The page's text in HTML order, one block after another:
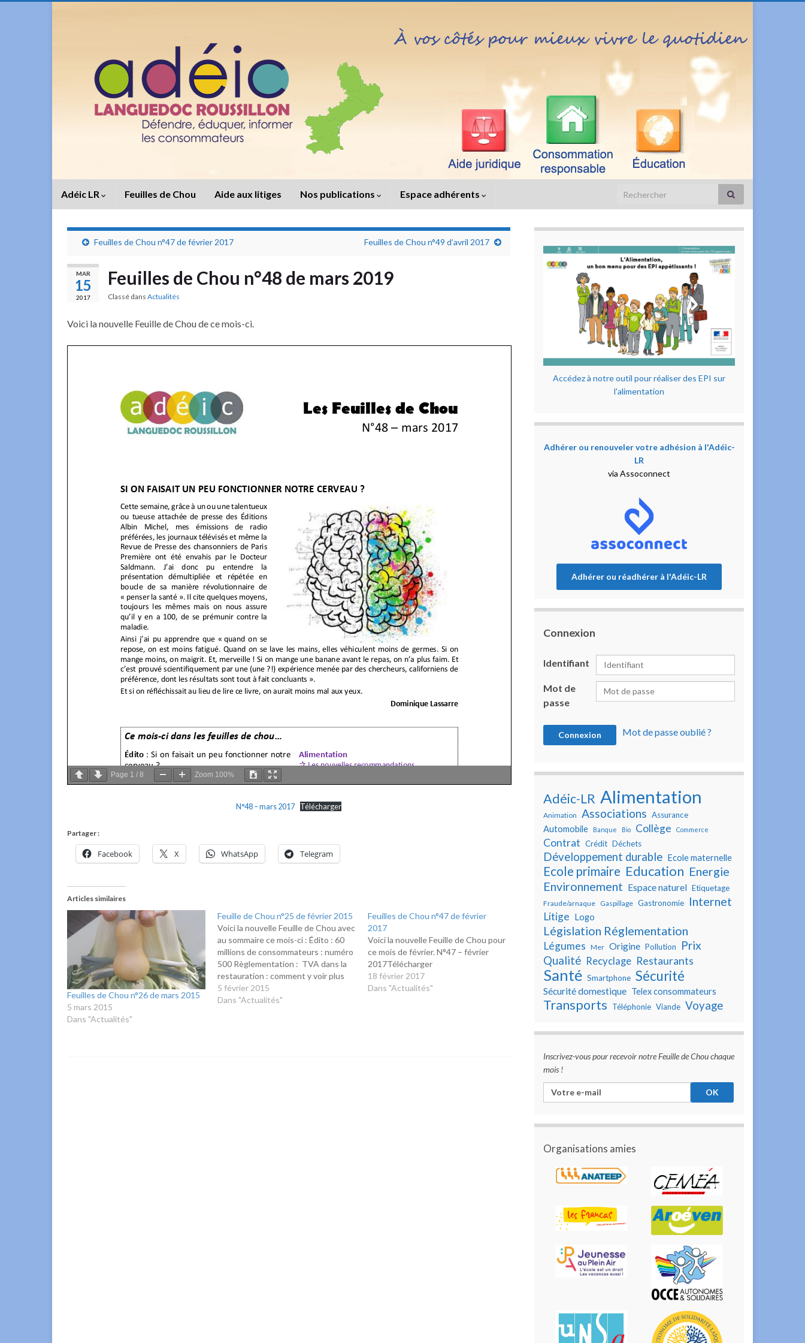
Adéic LR Feuilles de Chou Aide aux litiges Nos publications Espace adhérents Search for:
Feuilles de Chou n°47 de février 2017 Feuilles de Chou n°49 d’avril 2017
MAR
15
2017
Feuilles de Chou n°48 de mars 2019
Classé dans Actualités
Voici la nouvelle Feuille de Chou de ce mois-ci.
Page 1 / 8 Zoom 100%
N°48 – mars 2017 Télécharger
Partager :
Facebook X WhatsApp Telegram
Articles similaires
Feuilles de Chou n°26 de mars 2015
5 mars 2015
Dans "Actualités"
Feuille de Chou n°25 de février 2015
Voici la nouvelle Feuille de Chou avec
au sommaire ce mois-ci : Édito : 60
millions de consommateurs : numéro
500 Règlementation : TVA dans la
restauration : comment y voir plus
clair ? – Le covoiturage Sécurité :
Monoxyde de carbone – Inondation :
5 février 2015
Dans "Actualités"
Feuilles de Chou n°47 de février
2017
Voici la nouvelle Feuille de Chou pour
ce mois de février. N°47 – février
2017Télécharger
18 février 2017
Dans "Actualités"
Accédez à notre outil pour réaliser des EPI sur
l'alimentation
Adhérer ou renouveler votre adhésion à l'Adéic-
LR
via Assoconnect
Adhérer ou réadhérer à l'Adéic-LR
Connexion
Identifiant
Mot de
passe
Mot de passe oublié ?
Adéic-LR Alimentation
Animation Associations Assurance
Automobile Banque Bio Collège Commerce
Contrat Crédit Déchets
Développement durable Ecole maternelle
Ecole primaire Education Energie
Environnement Espace naturel Etiquetage
Fraude/arnaque Gaspillage Gastronomie Internet
Litige Logo
Législation Réglementation
Légumes Mer Origine Pollution Prix
Qualité Recyclage Restaurants
Santé Smartphone Sécurité
Sécurité domestique Telex consommateurs
Transports Téléphonie Viande Voyage
Inscrivez-vous pour recevoir notre Feuille de Chou chaque
mois !
Organisations amies